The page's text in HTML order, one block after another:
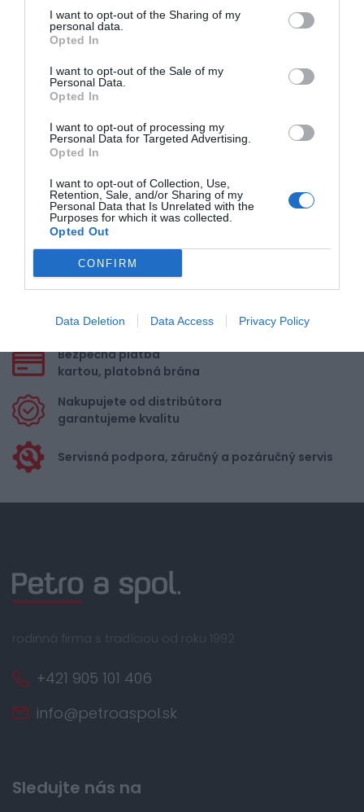
I want to opt-out of the Sharing of my
personal data.
Opted In
I want to opt-out of the Sale of my
Personal Data.
Opted In
I want to opt-out of processing my
Personal Data for Targeted Advertising.
Opted In
I want to opt-out of Collection, Use,
Retention, Sale, and/or Sharing of my
Personal Data that Is Unrelated with the
Purposes for which it was collected.
Opted Out
CONFIRM
Data Deletion Data Access Privacy Policy
Pre pridanie recenzie sa musíte
prihlásiť
nákupe nad 100,00 €
Bezpečná platba
kartou, platobná brána
Nakupujete od distribútora
garantujeme kvalitu
Servisná podpora, záručný a pozáručný servis
rodinná firma s tradíciou od roku 1992
+421 905 101 406
info@petroaspol.sk
Sledujte nás na